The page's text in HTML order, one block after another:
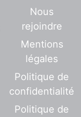
Nous
rejoindre
Mentions
légales
Politique de
confidentialité
Politique de